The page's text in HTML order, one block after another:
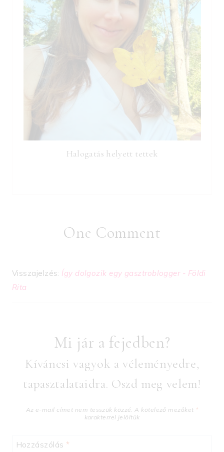
Halogatás helyett tettek
One Comment
Visszajelzés: Így dolgozik egy gasztroblogger - Földi
Rita
Mi jár a fejedben?
Kíváncsi vagyok a véleményedre,
tapasztalataidra. Oszd meg velem!
Az e-mail címet nem tesszük közzé. A kötelező mezőket *
karakterrel jelöltük
Hozzászólás *